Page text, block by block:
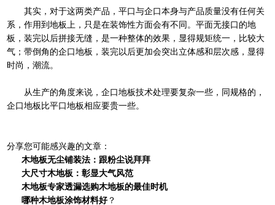
其实，对于这两类产品，平口与企口本身与产品质量没有任何关
系，作用到地板上，只是在装饰性方面会有不同。平面无接口的地
板，装完以后拼接无缝，是一种整体的效果，显得规矩统一，比较大
气；带倒角的企口地板，装完以后更加会突出立体感和层次感，显得
时尚，潮流。
从生产的角度来说，企口地板技术处理要复杂一些，同规格的，
企口地板比平口地板相应要贵一些。
分享您可能感兴趣的文章：
木地板无尘铺装法：跟粉尘说拜拜
大尺寸木地板：彰显大气风范
木地板专家透漏选购木地板的最佳时机
哪种木地板涂饰材料好？